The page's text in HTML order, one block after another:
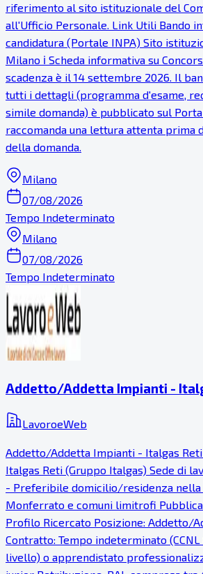
riferimento al sito istituzionale del
all'Ufficio Personale. Link Utili Bando
candidatura (Portale INPA) Sito
Milano ℹ Scheda informativa su
scadenza è il 14 settembre 2026. Il
tutti i dettagli (programma d'esame,
simile domanda) è pubblicato sul
raccomanda una lettura attenta prima
della domanda.
Milano
07/08/2026
Tempo Indeterminato
Milano
07/08/2026
Tempo Indeterminato
Addetto/Addetta Impianti -
LavoroeWeb
Addetto/Addetta Impianti - Italgas
Italgas Reti (Gruppo Italgas) Sede di
- Preferibile domicilio/residenza nella
Monferrato e comuni limitrofi
Profilo Ricercato Posizione: Addetto/
Contratto: Tempo indeterminato (CCNL
livello) o apprendistato